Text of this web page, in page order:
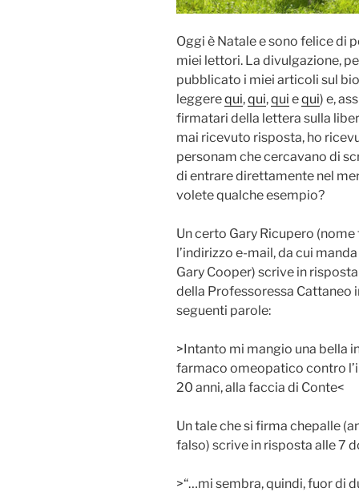
Oggi è Natale e sono felice di
miei lettori. La divulgazione,
pubblicato i miei articoli sul
leggerequi,qui,qui equi) e,
firmatari della lettera sulla
mai ricevuto risposta, ho
personam che cercavano di
di entrare direttamente nel
volete qualche esempio?
Un certo Gary Ricupero
l’indirizzo e-mail, da cui
Gary Cooper) scrive in
della Professoressa Cattaneo
seguenti parole:
>Intanto mi mangio una bella
farmaco omeopatico contro
20 anni, alla faccia di Conte<
Un tale che si firma chepalle
falso) scrive in risposta alle 7
>“…mi sembra, quindi, fuor di